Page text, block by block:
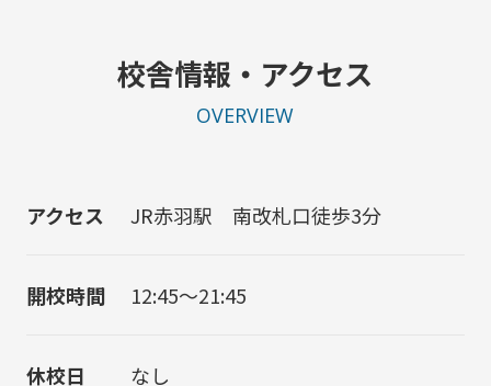
校舎情報・アクセス
OVERVIEW
アクセス JR赤羽駅 南改札口徒歩3分
開校時間 12:45～21:45
休校日 なし